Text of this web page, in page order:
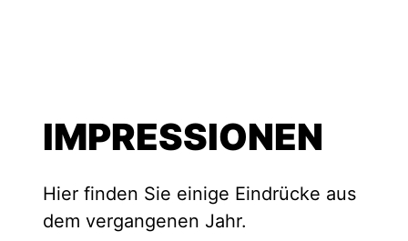
IMPRESSIONEN
Hier finden Sie einige Eindrücke aus
dem vergangenen Jahr.